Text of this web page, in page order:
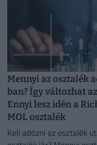
Mennyi az osztalék
ban? Így változhat
Ennyi lesz idén a
MOL osztalék
Kell adózni az osztalék